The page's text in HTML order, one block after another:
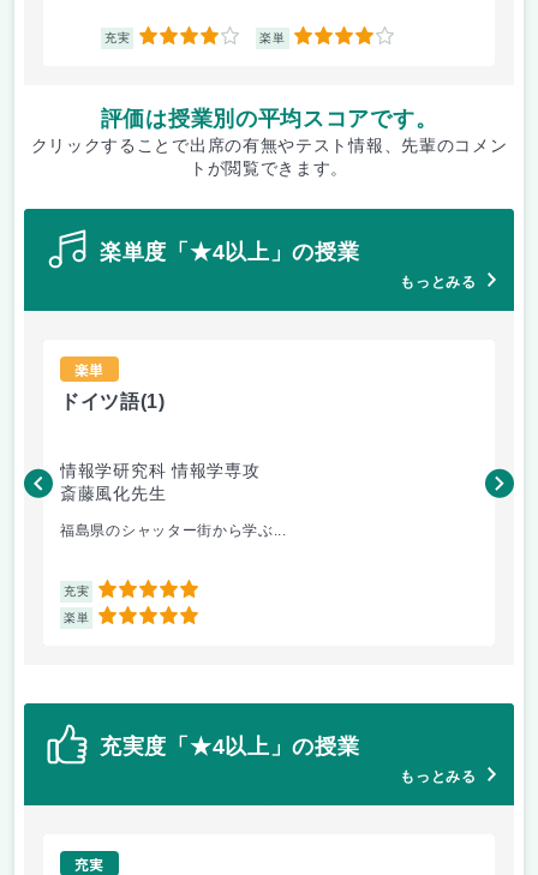
充実 4 楽単 4
評価は授業別の平均スコアです。
クリックすることで出席の有無やテスト情報、先輩のコメン
トが閲覧できます。
楽単度「★4以上」の授業
もっとみる
楽単
ドイツ語(1)
情報学研究科 情報学専攻
斎藤風化先生
福島県のシャッター街から学ぶ...
充実 5
楽単 5
山
充実度「★4以上」の授業
もっとみる
充実